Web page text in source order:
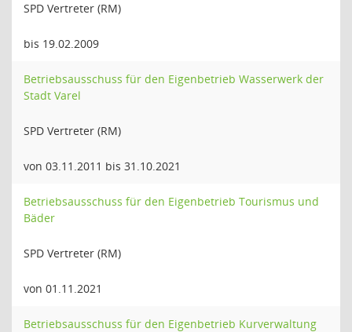
SPD Vertreter (RM)
bis 19.02.2009
Betriebsausschuss für den Eigenbetrieb Wasserwerk der
Stadt Varel
SPD Vertreter (RM)
von 03.11.2011 bis 31.10.2021
Betriebsausschuss für den Eigenbetrieb Tourismus und
Bäder
SPD Vertreter (RM)
von 01.11.2021
Betriebsausschuss für den Eigenbetrieb Kurverwaltung